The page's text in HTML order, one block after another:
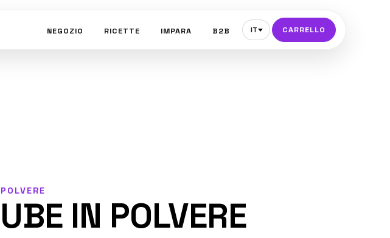
NEGOZIO RICETTE IMPARA B2B IT CARRELLO
POLVERE
UBE IN POLVERE